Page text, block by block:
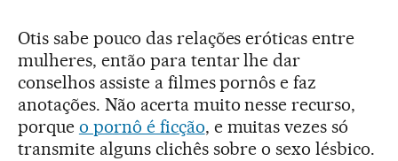
Otis sabe pouco das relações eróticas entre
mulheres, então para tentar lhe dar
conselhos assiste a filmes pornôs e faz
anotações. Não acerta muito nesse recurso,
porque o pornô é ficção, e muitas vezes só
transmite alguns clichês sobre o sexo lésbico.